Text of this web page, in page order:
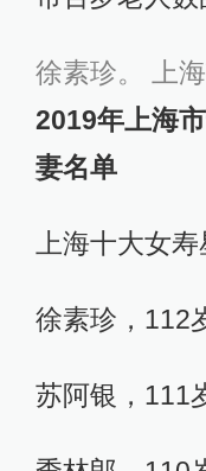
徐素珍。 上
2019年上海
妻名单
上海十大女寿
徐素珍，112
苏阿银，111